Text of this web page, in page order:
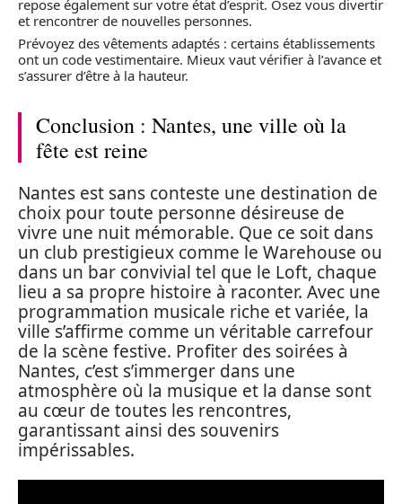
repose également sur votre état d’esprit. Osez vous divertir
et rencontrer de nouvelles personnes.
Prévoyez des vêtements adaptés : certains établissements
ont un code vestimentaire. Mieux vaut vérifier à l’avance et
s’assurer d’être à la hauteur.
Conclusion : Nantes, une ville où la
fête est reine
Nantes est sans conteste une destination de
choix pour toute personne désireuse de
vivre une nuit mémorable. Que ce soit dans
un club prestigieux comme le Warehouse ou
dans un bar convivial tel que le Loft, chaque
lieu a sa propre histoire à raconter. Avec une
programmation musicale riche et variée, la
ville s’affirme comme un véritable carrefour
de la scène festive. Profiter des soirées à
Nantes, c’est s’immerger dans une
atmosphère où la musique et la danse sont
au cœur de toutes les rencontres,
garantissant ainsi des souvenirs
impérissables.